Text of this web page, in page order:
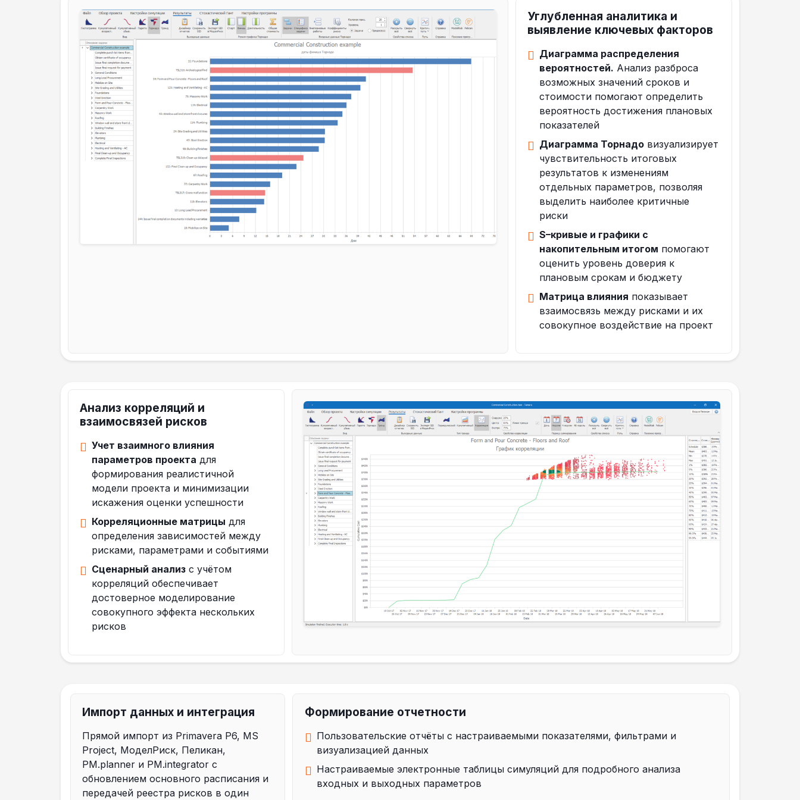
Углубленная аналитика и
выявление ключевых факторов
Диаграмма распределения
вероятностей. Анализ разброса
возможных значений сроков и
стоимости помогают определить
вероятность достижения плановых
показателей
Диаграмма Торнадо визуализирует
чувствительность итоговых
результатов к изменениям
отдельных параметров, позволяя
выделить наиболее критичные
риски
S–кривые и графики c
накопительным итогом помогают
оценить уровень доверия к
плановым срокам и бюджету
Матрица влияния показывает
взаимосвязь между рисками и их
совокупное воздействие на проект
Анализ корреляций и
взаимосвязей рисков
Учет взаимного влияния
параметров проекта для
формирования реалистичной
модели проекта и минимизации
искажения оценки успешности
Корреляционные матрицы для
определения зависимостей между
рисками, параметрами и событиями
Сценарный анализ с учётом
корреляций обеспечивает
достоверное моделирование
совокупного эффекта нескольких
рисков
Импорт данных и интеграция
Прямой импорт из Primavera P6, MS
Project, МоделРиск, Пеликан,
PM.planner и PM.integrator с
обновлением основного расписания и
передачей реестра рисков в один
Формирование отчетности
Пользовательские отчёты с настраиваемыми показателями, фильтрами и
визуализацией данных
Настраиваемые электронные таблицы симуляций для подробного анализа
входных и выходных параметров